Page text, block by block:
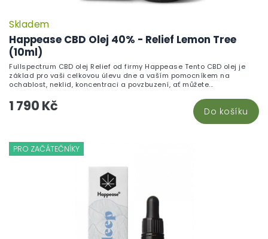
Happease CBD Olej 40% - Relief Lemon Tree
(10ml)
Skladem
1 790 Kč Do košíku
Fullspectrum CBD olej Relief od firmy Happease Tento CBD olej je
základ pro vaši celkovou úlevu dne a vaším pomocníkem na
ochablost, neklid, koncentraci a povzbuzení, ať můžete...
PRO ZAČÁTEČNÍKY